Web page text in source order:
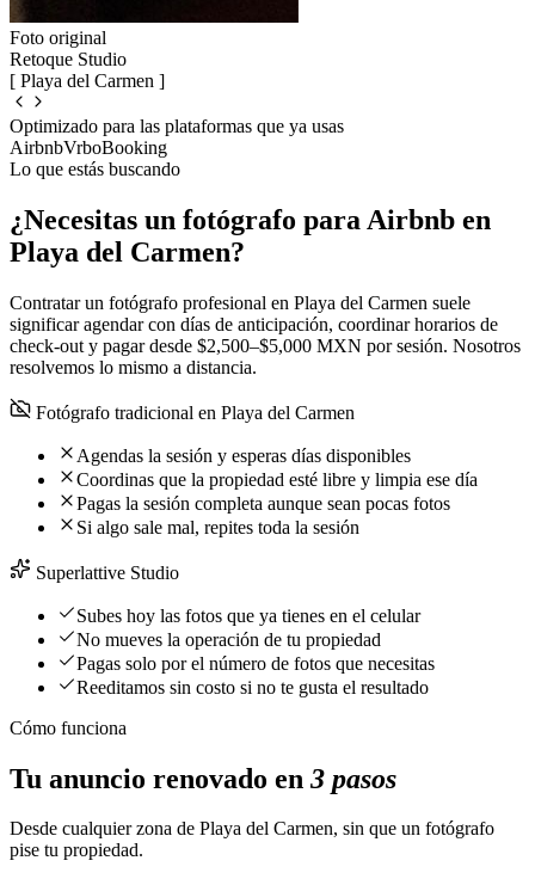
Foto original
Retoque Studio
[ Playa del Carmen ]
Optimizado para las plataformas que ya usas
AirbnbVrboBooking
Lo que estás buscando
¿Necesitas un fotógrafo para Airbnb en
Playa del Carmen?
Contratar un fotógrafo profesional en Playa del Carmen suele
significar agendar con días de anticipación, coordinar horarios de
check-out y pagar desde $2,500–$5,000 MXN por sesión. Nosotros
resolvemos lo mismo a distancia.
Fotógrafo tradicional en Playa del Carmen
Agendas la sesión y esperas días disponibles
Coordinas que la propiedad esté libre y limpia ese día
Pagas la sesión completa aunque sean pocas fotos
Si algo sale mal, repites toda la sesión
Superlattive Studio
Subes hoy las fotos que ya tienes en el celular
No mueves la operación de tu propiedad
Pagas solo por el número de fotos que necesitas
Reeditamos sin costo si no te gusta el resultado
Cómo funciona
Tu anuncio renovado en 3 pasos
Desde cualquier zona de Playa del Carmen, sin que un fotógrafo
pise tu propiedad.